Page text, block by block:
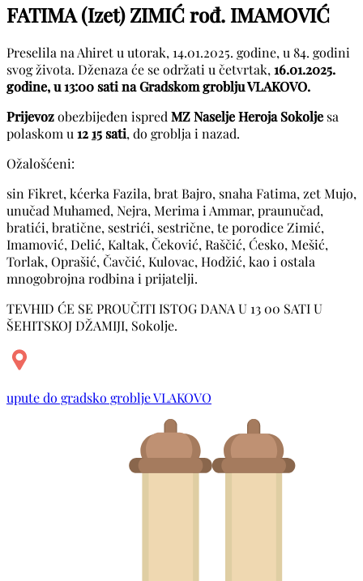
FATIMA (Izet) ZIMIĆ rođ. IMAMOVIĆ
Preselila na Ahiret u utorak, 14.01.2025. godine, u 84. godini
svog života. Dženaza će se održati u četvrtak, 16.01.2025.
godine, u 13:00 sati na Gradskom groblju VLAKOVO.
Prijevozobezbijeđen ispred MZ Naselje Heroja Sokolje sa
polaskom u 1215sati, do groblja i nazad.
Ožalošćeni:
sin Fikret, kćerka Fazila, brat Bajro, snaha Fatima, zet Mujo,
unučad Muhamed, Nejra, Merima i Ammar, praunučad,
bratići, bratične, sestrići, sestrične, te porodice Zimić,
Imamović, Delić, Kaltak, Čeković, Raščić, Ćesko, Mešić,
Torlak, Oprašić, Čavčić, Kulovac, Hodžić, kao i ostala
mnogobrojna rodbina i prijatelji.
TEVHID ĆE SE PROUČITI ISTOG DANA U 13 00 SATI U
ŠEHITSKOJ DŽAMIJI, Sokolje.
upute do gradsko groblje VLAKOVO